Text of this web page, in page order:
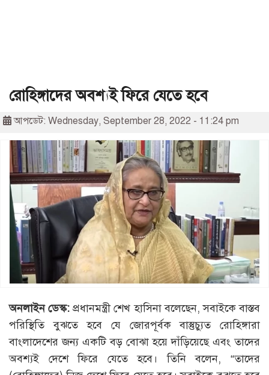
রোহিঙ্গাদের অবশ্যই ফিরে যেতে হবে
আপডেট: Wednesday, September 28, 2022 - 11:24 pm
অনলাইন ডেস্ক: প্রধানমন্ত্রী শেখ হাসিনা বলেছেন, সবাইকে বাস্তব
পরিস্থিতি বুঝতে হবে যে জোরপূর্বক বাস্তুচ্যুত রোহিঙ্গারা
বাংলাদেশের জন্য একটি বড় বোঝা হয়ে দাঁড়িয়েছে এবং তাদের
অবশ্যই দেশে ফিরে যেতে হবে। তিনি বলেন, “তাদের